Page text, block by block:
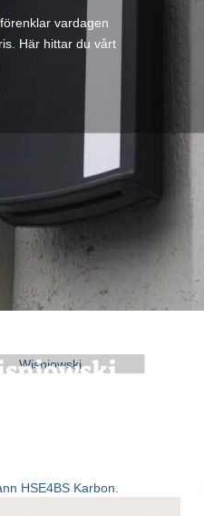
vardagen
Här hittar du vårt